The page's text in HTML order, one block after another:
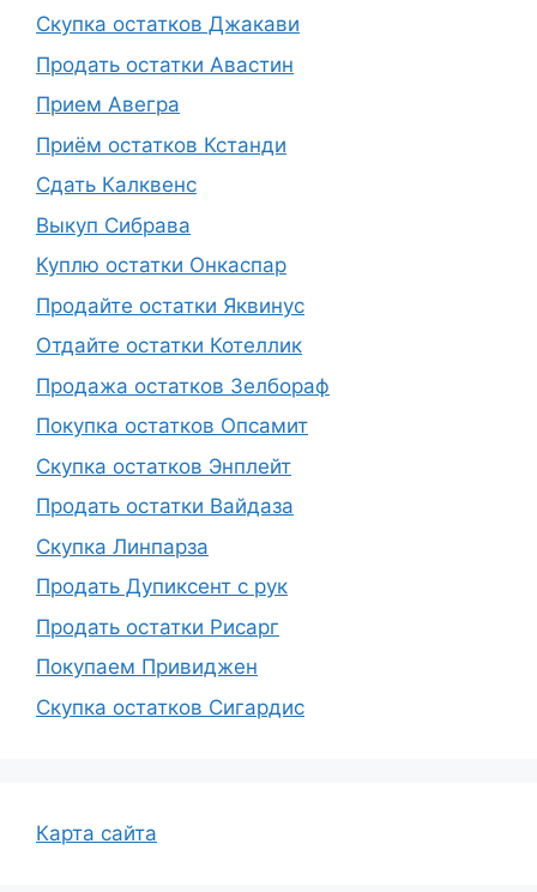
Скупка остатков Джакави
Продать остатки Авастин
Прием Авегра
Приём остатков Кстанди
Сдать Калквенс
Выкуп Сибрава
Куплю остатки Онкаспар
Продайте остатки Яквинус
Отдайте остатки Котеллик
Продажа остатков Зелбораф
Покупка остатков Опсамит
Скупка остатков Энплейт
Продать остатки Вайдаза
Скупка Линпарза
Продать Дупиксент с рук
Продать остатки Рисарг
Покупаем Привиджен
Скупка остатков Сигардис
Карта сайта